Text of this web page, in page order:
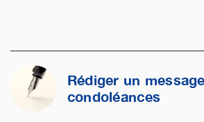
Rédiger un
condoléances